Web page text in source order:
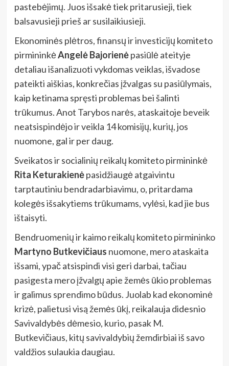
pastebėjimų. Juos išsakė tiek pritarusieji, tiek
balsavusieji prieš ar susilaikiusieji.
Ekonominės plėtros, finansų ir investicijų komiteto
pirmininkėAngelė Bajorienėpasiūlė ateityje
detaliau išanalizuoti vykdomas veiklas, išvadose
pateikti aiškias, konkrečias įžvalgas su pasiūlymais,
kaip ketinama spręsti problemas bei šalinti
trūkumus. Anot Tarybos narės, ataskaitoje beveik
neatsispindėjo ir veikla 14 komisijų, kurių, jos
nuomone, gal ir per daug.
Sveikatos ir socialinių reikalų komiteto pirmininkė
Rita Keturakienėpasidžiaugė atgaivintu
tarptautiniu bendradarbiavimu, o, pritardama
kolegės išsakytiems trūkumams, vylėsi, kad jie bus
ištaisyti.
Bendruomenių ir kaimo reikalų komiteto pirmininko
Martyno Butkevičiaus nuomone, mero ataskaita
išsami, ypač atsispindi visi geri darbai, tačiau
pasigesta mero įžvalgų apie žemės ūkio problemas
ir galimus sprendimo būdus. Juolab kad ekonominė
krizė, palietusi visą žemės ūkį, reikalauja didesnio
Savivaldybės dėmesio, kurio, pasak M.
Butkevičiaus, kitų savivaldybių žemdirbiai iš savo
valdžios sulaukia daugiau.